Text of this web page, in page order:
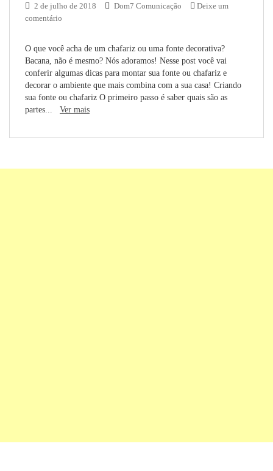
2 de julho de 2018 Dom7 Comunicação
Deixe um
comentário
O que você acha de um chafariz ou uma fonte decorativa?
Bacana, não é mesmo? Nós adoramos! Nesse post você vai
conferir algumas dicas para montar sua fonte ou chafariz e
decorar o ambiente que mais combina com a sua casa! Criando
sua fonte ou chafariz O primeiro passo é saber quais são as
partes... Ver mais